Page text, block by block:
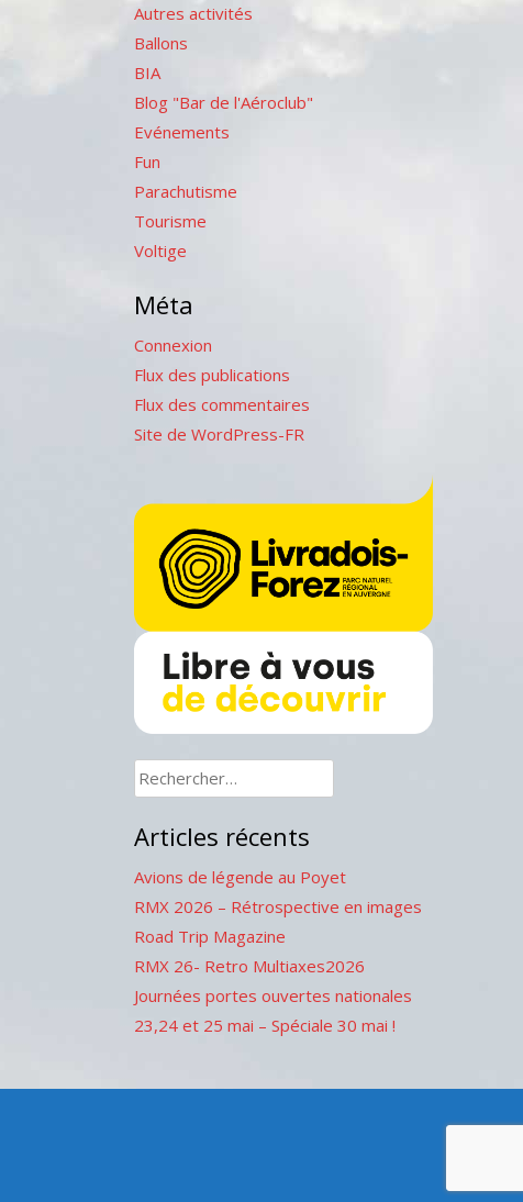
Autres activités
Ballons
BIA
Blog "Bar de l'Aéroclub"
Evénements
Fun
Parachutisme
Tourisme
Voltige
Méta
Connexion
Flux des publications
Flux des commentaires
Site de WordPress-FR
Rechercher :
Articles récents
Avions de légende au Poyet
RMX 2026 – Rétrospective en images
Road Trip Magazine
RMX 26- Retro Multiaxes2026
Journées portes ouvertes nationales
23,24 et 25 mai – Spéciale 30 mai !